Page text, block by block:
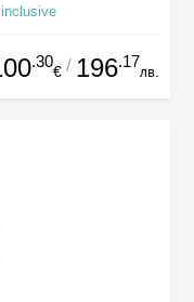
.30
€ / 196.17
лв.